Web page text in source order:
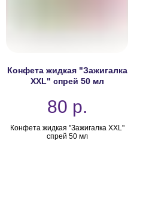
Конфета жидкая "Зажигалка
XXL" спрей 50 мл
80 р.
Конфета жидкая "Зажигалка XXL"
спрей 50 мл